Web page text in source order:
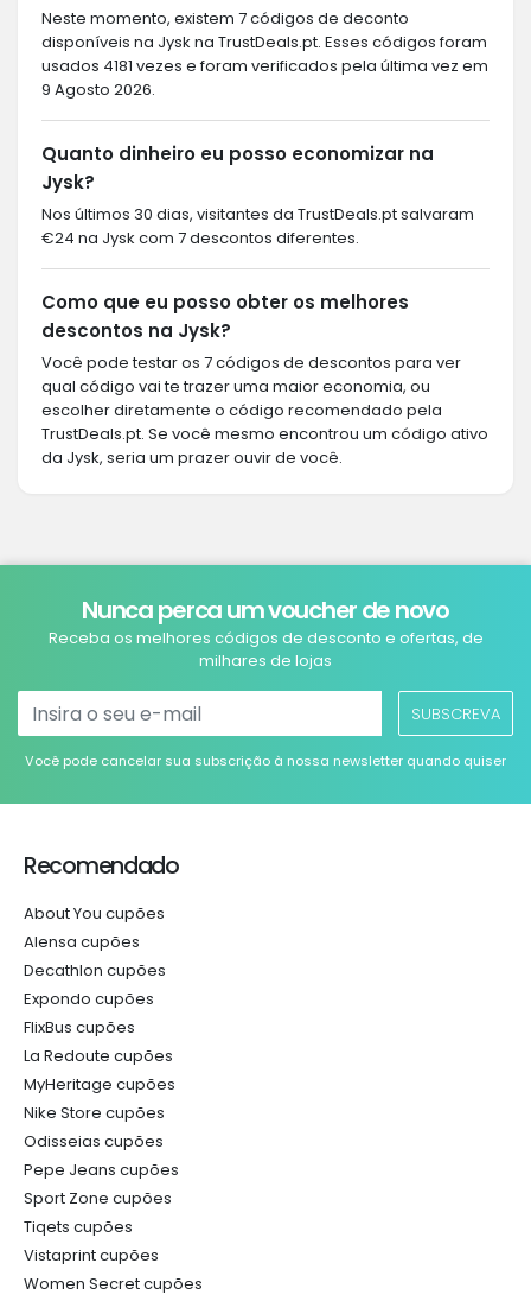
Neste momento, existem 7 códigos de deconto
disponíveis na Jysk na TrustDeals.pt. Esses códigos foram
usados 4181 vezes e foram verificados pela última vez em
9 Agosto 2026.
Quanto dinheiro eu posso economizar na
Jysk?
Nos últimos 30 dias, visitantes da TrustDeals.pt salvaram
€24 na Jysk com 7 descontos diferentes.
Como que eu posso obter os melhores
descontos na Jysk?
Você pode testar os 7 códigos de descontos para ver
qual código vai te trazer uma maior economia, ou
escolher diretamente o código recomendado pela
TrustDeals.pt. Se você mesmo encontrou um código ativo
da Jysk, seria um prazer ouvir de você.
Nunca perca um voucher de novo
Receba os melhores códigos de desconto e ofertas, de
milhares de lojas
SUBSCREVA
Você pode cancelar sua subscrição à nossa newsletter quando quiser
Recomendado
About You cupões
Alensa cupões
Decathlon cupões
Expondo cupões
FlixBus cupões
La Redoute cupões
MyHeritage cupões
Nike Store cupões
Odisseias cupões
Pepe Jeans cupões
Sport Zone cupões
Tiqets cupões
Vistaprint cupões
Women Secret cupões